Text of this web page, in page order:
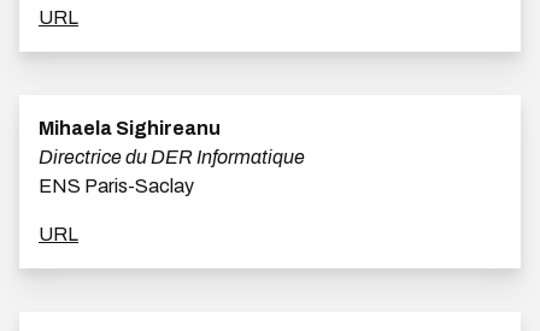
URL
Mihaela Sighireanu
Directrice du DER Informatique
ENS Paris-Saclay
URL